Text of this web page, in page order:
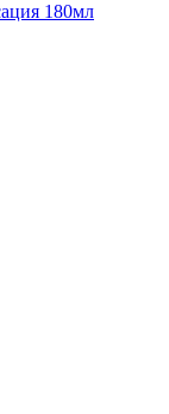
180мл